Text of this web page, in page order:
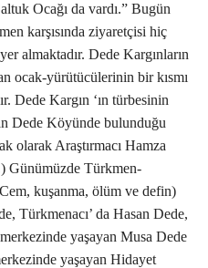
Ocağı da vardı.” Bugün
karşısında ziyaretçisi hiç
almaktadır. Dede Kargınların
ocak-yürütücülerinin bir kısmı
Dede Kargın ‘ın türbesinin
Dede Köyünde bulunduğu
olarak Araştırmacı Hamza
Günümüzde Türkmen-
kuşanma, ölüm ve defin)
Türkmenacı’ da Hasan Dede,
yaşayan Musa Dede
yaşayan Hidayet